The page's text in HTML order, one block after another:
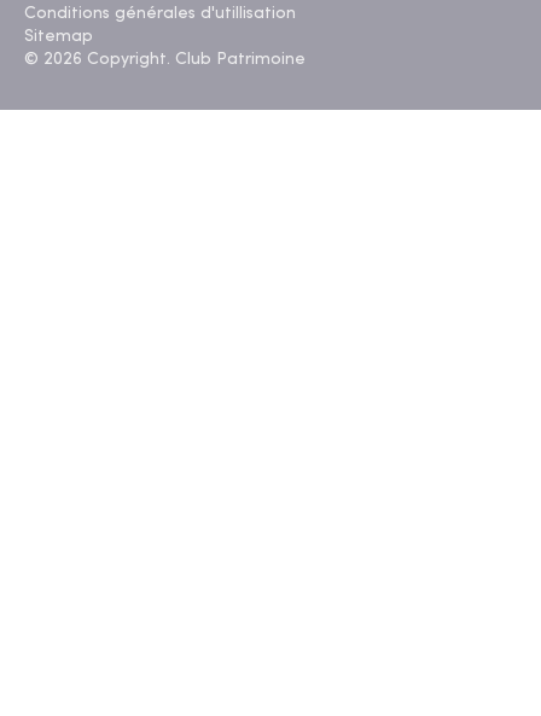
Conditions générales d'utillisation
Sitemap
© 2026 Copyright. Club Patrimoine